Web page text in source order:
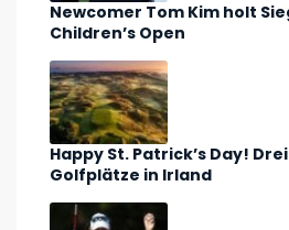
Newcomer Tom Kim holt
Children’s Open
Happy St. Patrick’s Day!
Golfplätze in Irland